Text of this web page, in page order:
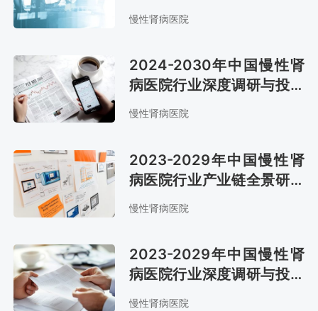
方向研究报告
慢性肾病医院
2024-2030年中国慢性肾
病医院行业深度调研与投资
战略研究报告
慢性肾病医院
2023-2029年中国慢性肾
病医院行业产业链全景研究
及市场趋势预测报告
慢性肾病医院
2023-2029年中国慢性肾
病医院行业深度调研与投资
战略研究报告
慢性肾病医院